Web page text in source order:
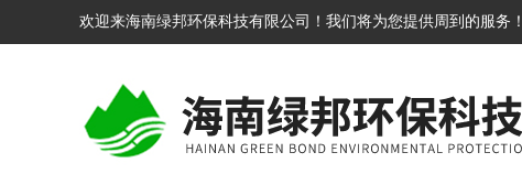
欢迎来海南绿邦环保科技有限公司！我们将为您提供周到的服务！